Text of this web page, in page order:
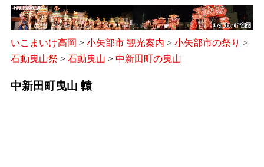
いこまいけ高岡 > 小矢部市 観光案内 > 小矢部市の祭り >
石動曳山祭 > 石動曳山 > 中新田町の曳山
中新田町曳山 轅